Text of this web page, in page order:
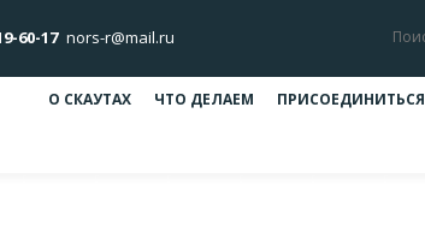
60-17 nors-r@mail.ru
О СКАУТАХ ЧТО ДЕЛАЕМ ПРИСОЕДИНИТЬСЯ